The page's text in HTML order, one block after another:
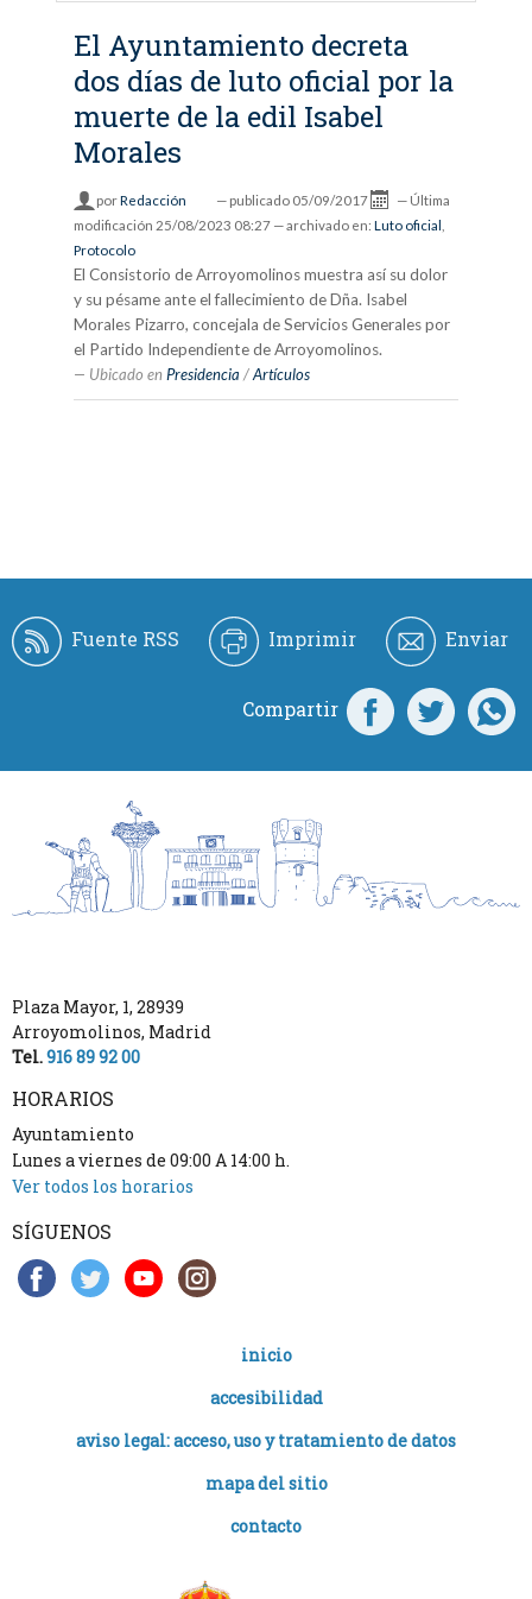
El Ayuntamiento decreta
dos días de luto oficial por la
muerte de la edil Isabel
Morales
porRedacción — publicado 05/09/2017 — Última
modificación 25/08/2023 08:27 — archivado en: Luto oficial
Protocolo
El Consistorio de Arroyomolinos muestra así su dolor
y su pésame ante el fallecimiento de Dña. Isabel
Morales Pizarro, concejala de Servicios Generales por
el Partido Independiente de Arroyomolinos.
Ubicado en Presidencia /Artículos
Fuente RSS Imprimir Enviar
Compartir
Plaza Mayor, 1, 28939
Arroyomolinos, Madrid
Tel.916 89 92 00
HORARIOS
Ayuntamiento
Lunes a viernes de 09:00 A 14:00 h.
Ver todos los horarios
SÍGUENOS
inicio
accesibilidad
aviso legal: acceso, uso y tratamiento de datos
mapa del sitio
contacto